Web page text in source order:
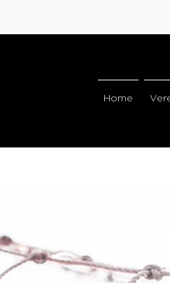
Home